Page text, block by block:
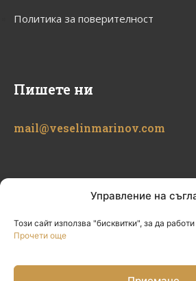
Управление на
Този сайт използва "бисквитки", за да
Прочети още
Политика за поверителност
Пишете ни
mail@veselinmarinov.com